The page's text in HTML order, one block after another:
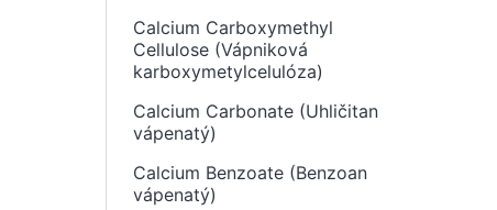
Calcium Carboxymethyl
Cellulose (Vápniková
karboxymetylcelulóza)
Calcium Carbonate (Uhličitan
vápenatý)
Calcium Benzoate (Benzoan
vápenatý)